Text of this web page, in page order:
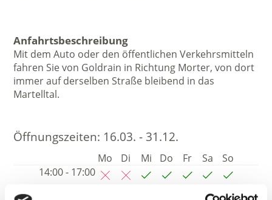
Anfahrtsbeschreibung
Mit dem Auto oder den öffentlichen Verkehrsmitteln
fahren Sie von Goldrain in Richtung Morter, von dort
immer auf derselben Straße bleibend in das
Martelltal.
Öffnungszeiten: 16.03. - 31.12.
Mo Di Mi Do Fr Sa
So
14:00 - 17:00